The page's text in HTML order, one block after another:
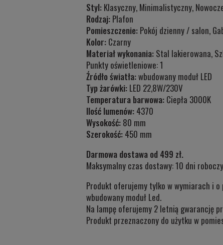
Styl: Klasyczny, Minimalistyczny,
Rodzaj: Plafon
Pomieszczenie: Pokój dzienny / salon,
Kolor: Czarny
Materiał wykonania: Stal lakierowana,
Punkty oświetleniowe: 1
Źródło światła:wbudowany moduł LED
Typ żarówki: LED 22,8W/230V
Temperatura barwowa: Ciepła 3000K
Ilość lumenów: 4370
Wysokość: 80 mm
Szerokość: 450 mm
Darmowa dostawa od 499 zł.
Maksymalny czas dostawy: 10 dni
Produkt oferujemy tylko w wymiarach i
wbudowany moduł Led.
Na lampę oferujemy 2 letnią gwarancję
Produkt przeznaczony do użytku w